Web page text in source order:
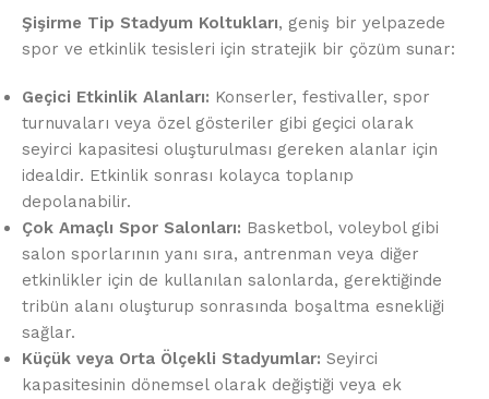
Şişirme Tip Stadyum Koltukları, geniş bir yelpazede
spor ve etkinlik tesisleri için stratejik bir çözüm sunar:
Geçici Etkinlik Alanları: Konserler, festivaller, spor
turnuvaları veya özel gösteriler gibi geçici olarak
seyirci kapasitesi oluşturulması gereken alanlar için
idealdir. Etkinlik sonrası kolayca toplanıp
depolanabilir.
Çok Amaçlı Spor Salonları: Basketbol, voleybol gibi
salon sporlarının yanı sıra, antrenman veya diğer
etkinlikler için de kullanılan salonlarda, gerektiğinde
tribün alanı oluşturup sonrasında boşaltma esnekliği
sağlar.
Küçük veya Orta Ölçekli Stadyumlar: Seyirci
kapasitesinin dönemsel olarak değiştiği veya ek